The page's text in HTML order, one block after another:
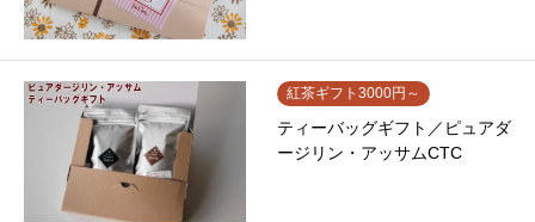
紅茶ギフト3000円～
ティーバッグギフト／ピュアダ
ージリン・アッサムCTC